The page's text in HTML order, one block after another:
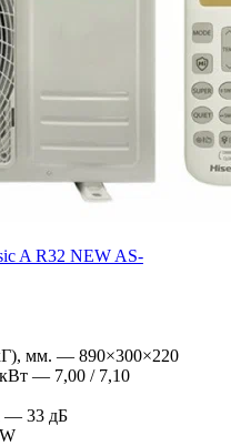
A R32 NEW AS-
мм. — 890×300×220
— 7,00 / 7,10
— 33 дБ